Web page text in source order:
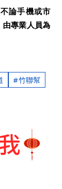
論手機或市
專業人員為
竹聯幫